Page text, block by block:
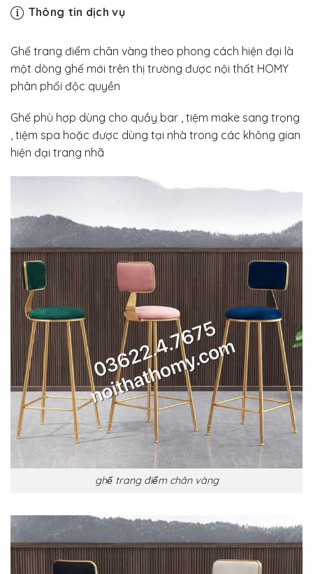
Thông tin dịch vụ
Ghế trang điểm chân vàng theo phong cách hiện đại là
một dòng ghế mới trên thị trường được nội thất HOMY
phân phối độc quyền
Ghế phù hợp dùng cho quầy bar , tiệm make sang trọng
, tiệm spa hoặc được dùng tại nhà trong các không gian
hiện đại trang nhã
ghế trang điểm chân vàng